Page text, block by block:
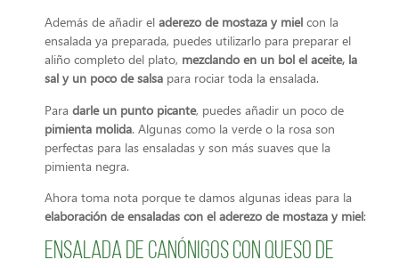
Además de añadir el aderezo de mostaza y miel con la
ensalada ya preparada, puedes utilizarlo para preparar el
aliño completo del plato, mezclando en un bol el aceite, la
sal y un poco de salsa para rociar toda la ensalada.
Para darle un punto picante, puedes añadir un poco de
pimienta molida. Algunas como la verde o la rosa son
perfectas para las ensaladas y son más suaves que la
pimienta negra.
Ahora toma nota porque te damos algunas ideas para la
elaboración de ensaladas con el aderezo de mostaza y miel:
Ensalada de canónigos con queso de